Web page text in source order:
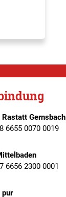
Gernsbach
6655 0070 0019
6656 2300 0001